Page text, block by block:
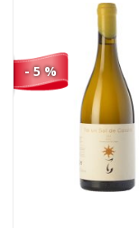
- 5 %